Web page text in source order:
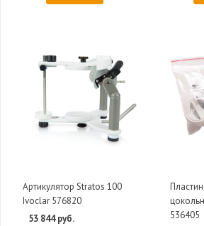
Артикулятор Stratos 100
Ivoclar 576820
53 844 руб.
536405